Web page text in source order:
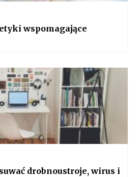
wspomagające
drobnoustroje, wirus i